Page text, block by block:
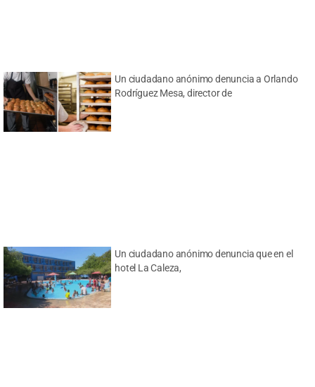
Un ciudadano anónimo denuncia a Orlando
Rodríguez Mesa, director de
Un ciudadano anónimo denuncia que en el
hotel La Caleza,